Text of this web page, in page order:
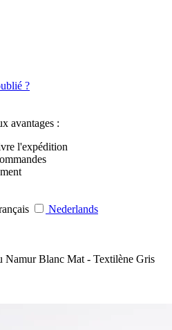
?
avantages :
l'expédition
Nederlands
Namur Blanc Mat - Textilène Gris